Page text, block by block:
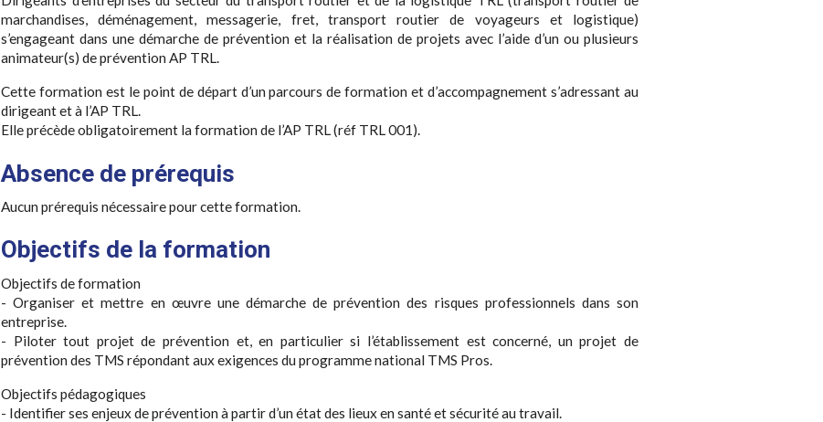
marchandises, déménagement, messagerie, fret, transport routier de voyageurs et logistique)
s’engageant dans une démarche de prévention et la réalisation de projets avec l’aide d’un ou plusieurs
animateur(s) de prévention AP TRL.
Cette formation est le point de départ d’un parcours de formation et d’accompagnement s’adressant au
dirigeant et à l’AP TRL.
Elle précède obligatoirement la formation de l’AP TRL (réf TRL 001).
Absence de prérequis
Aucun prérequis nécessaire pour cette formation.
Objectifs de la formation
Objectifs de formation
- Organiser et mettre en œuvre une démarche de prévention des risques professionnels dans son
entreprise.
- Piloter tout projet de prévention et, en particulier si l’établissement est concerné, un projet de
prévention des TMS répondant aux exigences du programme national TMS Pros.
Objectifs pédagogiques
- Identifier ses enjeux de prévention à partir d’un état des lieux en santé et sécurité au travail.